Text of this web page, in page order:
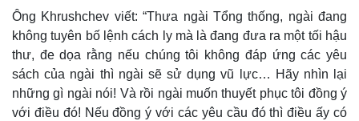
Ông Khrushchev viết: “Thưa ngài Tổng thống, ngài đang
không tuyên bố lệnh cách ly mà là đang đưa ra một tối hậu
thư, đe dọa rằng nếu chúng tôi không đáp ứng các yêu
sách của ngài thì ngài sẽ sử dụng vũ lực… Hãy nhìn lại
những gì ngài nói! Và rồi ngài muốn thuyết phục tôi đồng ý
với điều đó! Nếu đồng ý với các yêu cầu đó thì điều ấy có